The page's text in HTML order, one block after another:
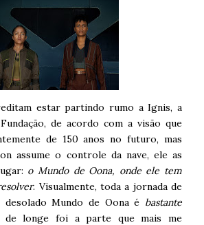
estar partindo rumo a Ignis, a
de acordo com a visão que
de 150 anos no futuro, mas
assume o controle da nave, ele as
o Mundo de Oona, onde ele tem
. Visualmente, toda a jornada de
Mundo de Oona é bastante
de longe foi a parte que mais me